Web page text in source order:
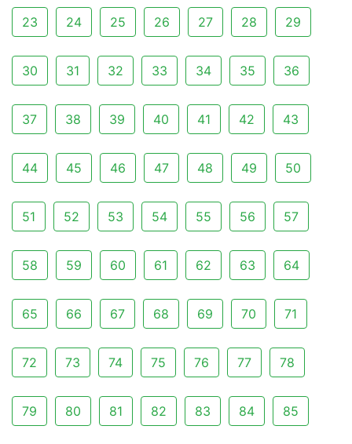
23 24 25 26 27 28 29
30 31 32 33 34 35 36
37 38 39 40 41 42 43
44 45 46 47 48 49 50
51 52 53 54 55 56 57
58 59 60 61 62 63 64
65 66 67 68 69 70 71
72 73 74 75 76 77 78
79 80 81 82 83 84 85